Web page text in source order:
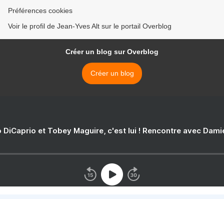
Préférences cookies
Voir le profil de Jean-Yves Alt sur le portail Overblog
Créer un blog sur Overblog
Créer un blog
DiCaprio et Tobey Maguire, c'est lui ! Rencontre avec